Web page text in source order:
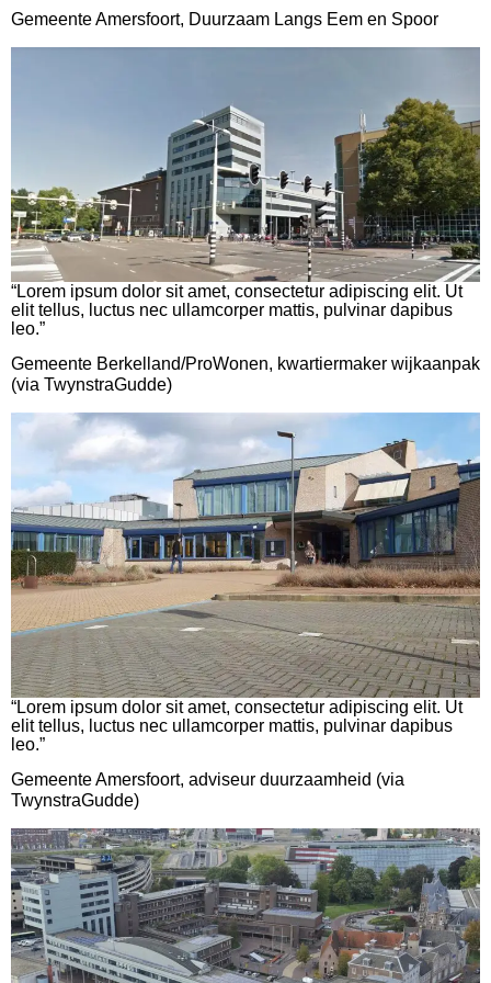
Gemeente Amersfoort, Duurzaam Langs Eem en Spoor
“Lorem ipsum dolor sit amet, consectetur adipiscing elit. Ut
elit tellus, luctus nec ullamcorper mattis, pulvinar dapibus
leo.”
Gemeente Berkelland/ProWonen, kwartiermaker wijkaanpak
(via TwynstraGudde)
“Lorem ipsum dolor sit amet, consectetur adipiscing elit. Ut
elit tellus, luctus nec ullamcorper mattis, pulvinar dapibus
leo.”
Gemeente Amersfoort, adviseur duurzaamheid (via
TwynstraGudde)